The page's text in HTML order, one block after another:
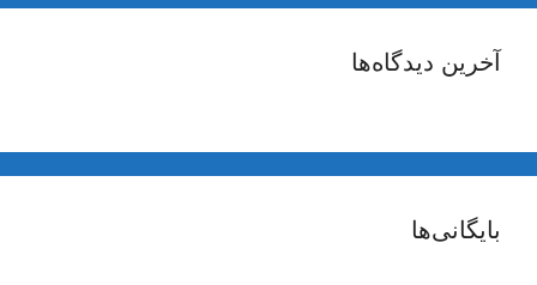
آخرین دیدگاه‌ها
بایگانی‌ها